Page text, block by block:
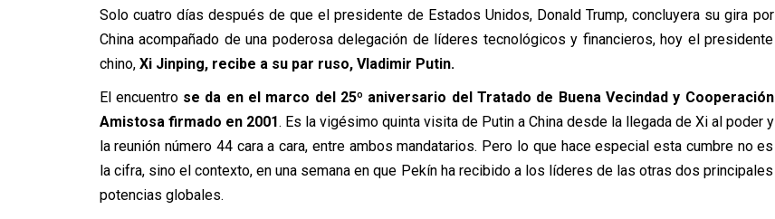
Solo cuatro días después de que el presidente de Estados Unidos, Donald Trump, concluyera su gira por
China acompañado de una poderosa delegación de líderes tecnológicos y financieros, hoy el presidente
chino, Xi Jinping, recibe a su par ruso, Vladimir Putin.
El encuentro se da en el marco del 25º aniversario del Tratado de Buena Vecindad y Cooperación
Amistosa firmado en 2001. Es la vigésimo quinta visita de Putin a China desde la llegada de Xi al poder y
la reunión número 44 cara a cara, entre ambos mandatarios. Pero lo que hace especial esta cumbre no es
la cifra, sino el contexto, en una semana en que Pekín ha recibido a los líderes de las otras dos principales
potencias globales.